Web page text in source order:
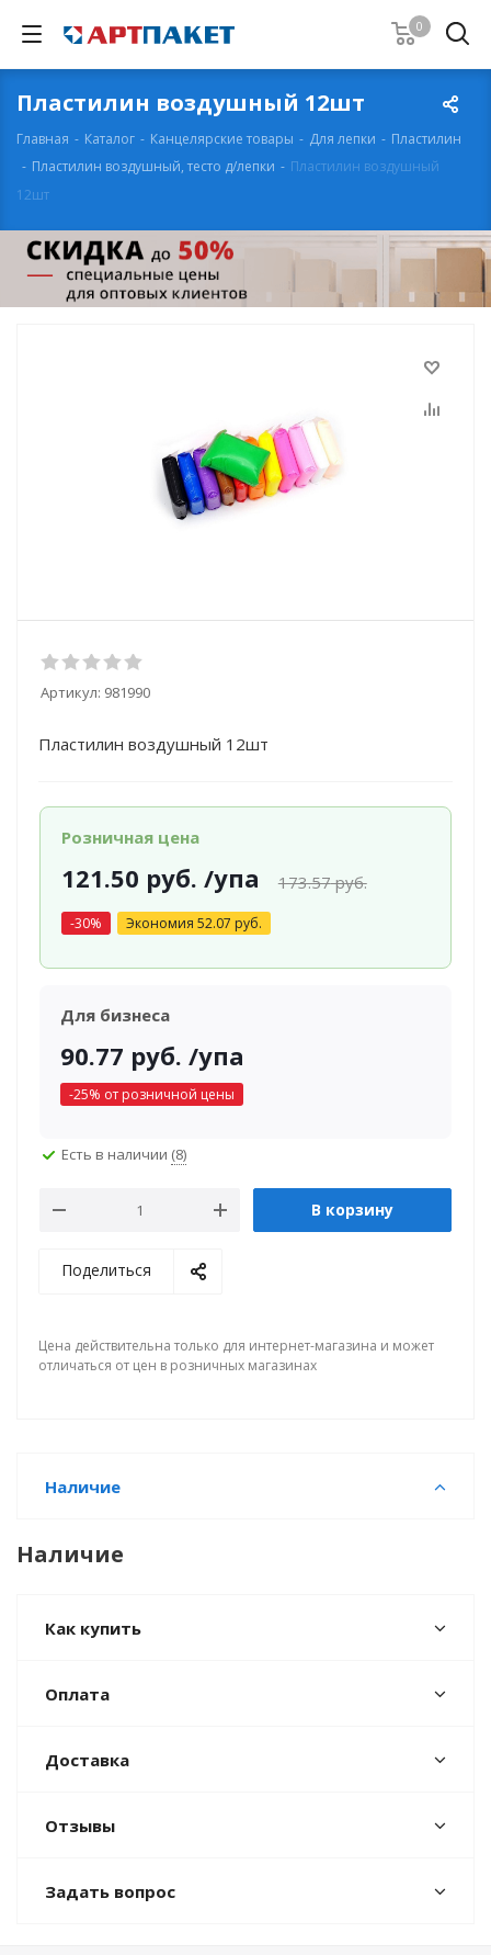
0
Пластилин воздушный 12шт
Главная - Каталог - Канцелярские товары - Для лепки - Пластилин
- Пластилин воздушный, тесто д/лепки - Пластилин воздушный
12шт
Артикул: 981990
Пластилин воздушный 12шт
Розничная цена
121.50 руб. /упа 173.57руб.
-30% Экономия 52.07 руб.
Для бизнеса
90.77 руб. /упа
-25% от розничной цены
Есть в наличии (8)
В корзину
Поделиться
Цена действительна только для интернет-магазина и может
отличаться от цен в розничных магазинах
Наличие
Наличие
Как купить
Оплата
Доставка
Отзывы
Задать вопрос